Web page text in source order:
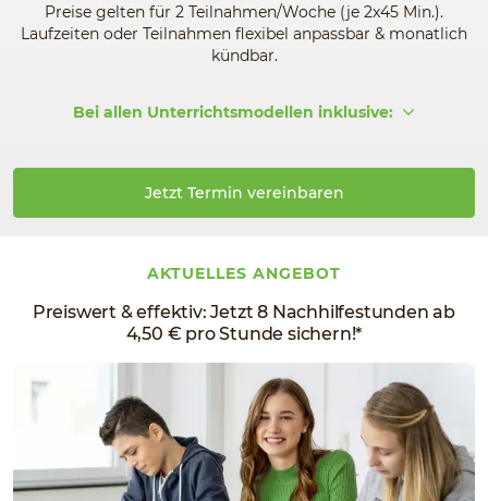
Preise gelten für 2 Teilnahmen/Woche (je 2x45 Min.).
Laufzeiten oder Teilnahmen flexibel anpassbar & monatlich
kündbar.
Bei allen Unterrichtsmodellen inklusive:
Jetzt Termin vereinbaren
AKTUELLES ANGEBOT
Preiswert & effektiv: Jetzt 8 Nachhilfestunden ab
4,50 € pro Stunde sichern!*